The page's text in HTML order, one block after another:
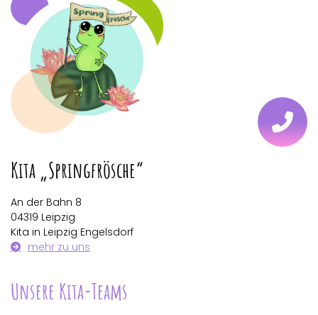
Kita „Springfrösche“
An der Bahn 8
04319 Leipzig
Kita in Leipzig Engelsdorf
mehr zu uns
Unsere Kita-Teams